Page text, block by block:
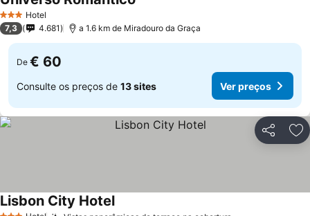
3 EstrelasHotel
7,3 4.681 a 1.6 km de Miradouro da Graça
De € 60
Consulte os preços de 13 sites Ver preços
Partilhar
Lisbon City Hotel